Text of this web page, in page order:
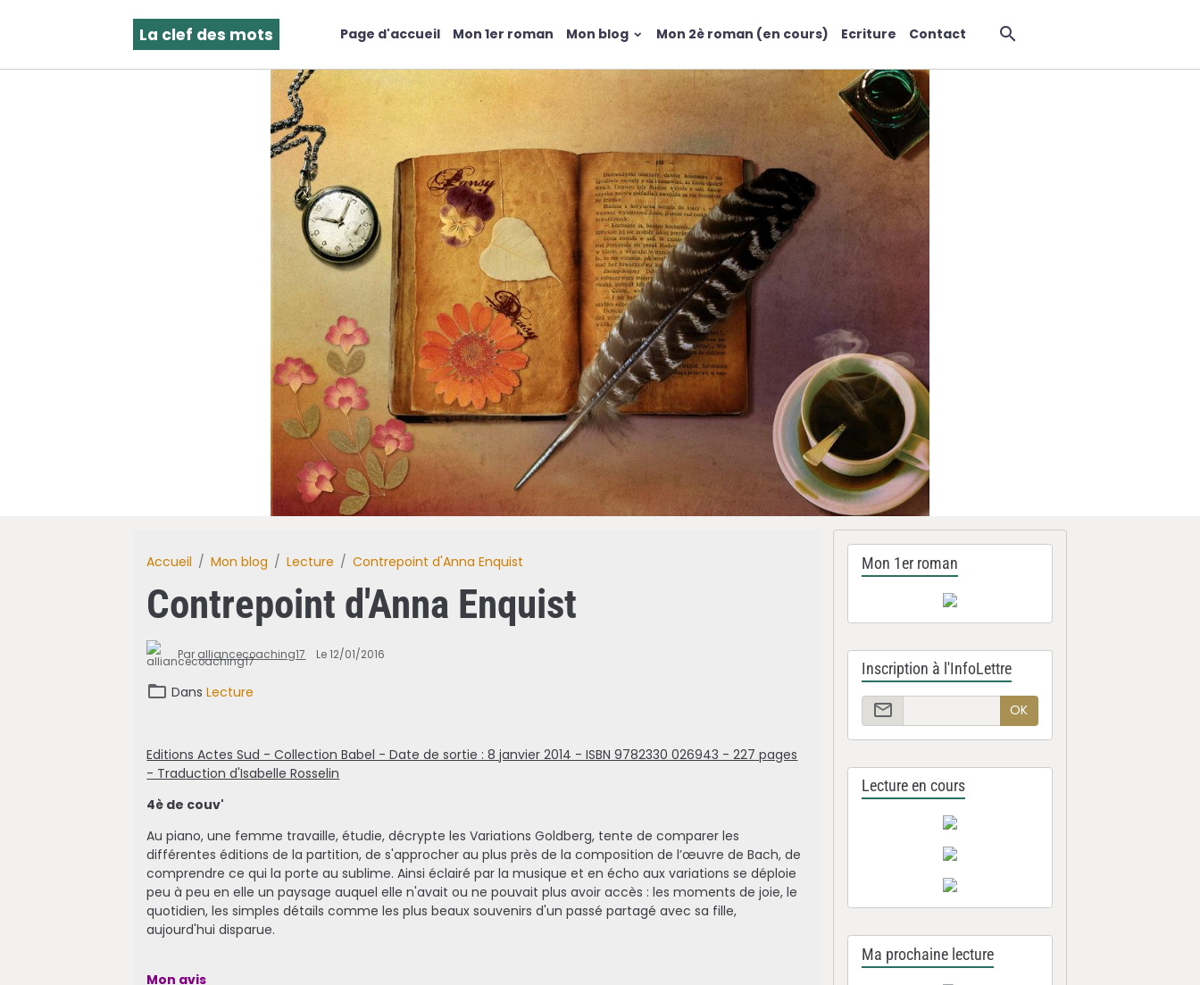
La clef des mots Page d'accueil Mon 1er roman Mon blog Mon 2è roman (en cours) Ecriture Contact
Accueil Mon blog Lecture Contrepoint d'Anna Enquist
Contrepoint d'Anna Enquist
Par alliancecoaching17 Le 12/01/2016
DansLecture
Editions Actes Sud - Collection Babel - Date de sortie : 8 janvier 2014 - ISBN 9782330 026943 - 227 pages
- Traduction d'Isabelle Rosselin
4è de couv'
Au piano, une femme travaille, étudie, décrypte les Variations Goldberg, tente de comparer les
différentes éditions de la partition, de s'approcher au plus près de la composition de l’œuvre de Bach, de
comprendre ce qui la porte au sublime. Ainsi éclairé par la musique et en écho aux variations se déploie
peu à peu en elle un paysage auquel elle n'avait ou ne pouvait plus avoir accès : les moments de joie, le
quotidien, les simples détails comme les plus beaux souvenirs d'un passé partagé avec sa fille,
aujourd'hui disparue.
Mon avis
Mon 1er roman
Inscription à l'InfoLettre
OK
Lecture en cours
Ma prochaine lecture